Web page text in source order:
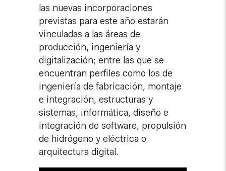
las nuevas incorporaciones
previstas para este año estarán
vinculadas a las áreas de
producción, ingeniería y
digitalización; entre las que se
encuentran perfiles como los de
ingeniería de fabricación, montaje
e integración, estructuras y
sistemas, informática, diseño e
integración de software, propulsión
de hidrógeno y eléctrica o
arquitectura digital.